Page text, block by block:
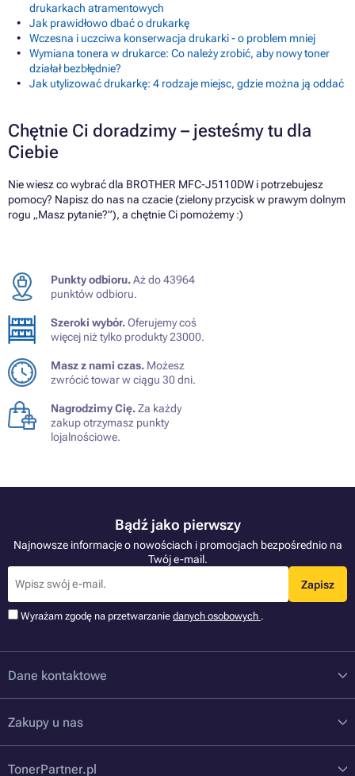
drukarkach atramentowych
Jak prawidłowo dbać o drukarkę
Wczesna i uczciwa konserwacja drukarki - o problem mniej
Wymiana tonera w drukarce: Co należy zrobić, aby nowy toner
działał bezbłędnie?
Jak utylizować drukarkę: 4 rodzaje miejsc, gdzie można ją oddać
Chętnie Ci doradzimy – jesteśmy tu dla
Ciebie
Nie wiesz co wybrać dla BROTHER MFC-J5110DW i potrzebujesz
pomocy? Napisz do nas na czacie (zielony przycisk w prawym dolnym
rogu „Masz pytanie?”), a chętnie Ci pomożemy :)
Punkty odbioru.Aż do 43964
punktów odbioru.
Szeroki wybór.Oferujemy coś
więcej niż tylko produkty 23000.
Masz z nami czas. Możesz
zwrócić towar w ciągu 30 dni.
Nagrodzimy Cię.Za każdy
zakup otrzymasz punkty
lojalnościowe.
Bądź jako pierwszy
Najnowsze informacje o nowościach i promocjach bezpośrednio na
Twój e-mail.
Zapisz
Wyrażam zgodę na przetwarzanie danych osobowych .
Dane kontaktowe
Zakupy u nas
TonerPartner.pl